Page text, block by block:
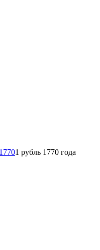
17701 рубль 1770 года